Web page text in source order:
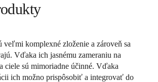
veľmi komplexné zloženie a zároveň sa
Vďaka ich jasnému zameraniu na
ciele sú mimoriadne účinné. Vďaka
ich možno prispôsobiť a integrovať do